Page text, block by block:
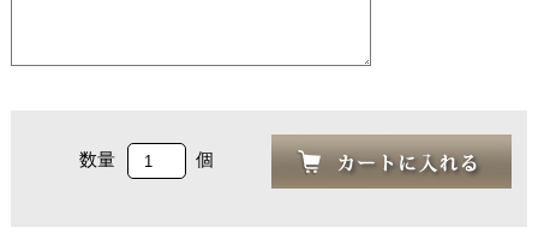
数量 個